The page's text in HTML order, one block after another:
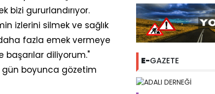
bizi gururlandırıyor.
izlerini silmek ve sağlık
fazla emek vermeye
diliyorum."
gün boyunca gözetim
E-GAZETE